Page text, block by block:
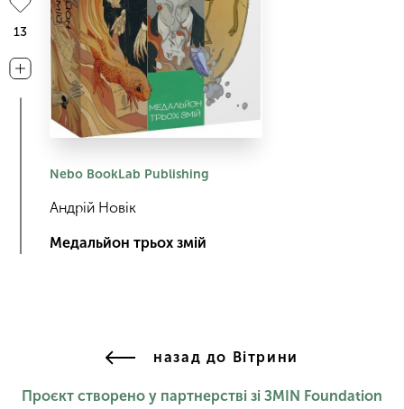
Nebo BookLab Publishing
Андрій Новік
Медальйон трьох змій
13
назад до Вітрини
Проєкт створено у партнерстві зі ЗМІN Foundation